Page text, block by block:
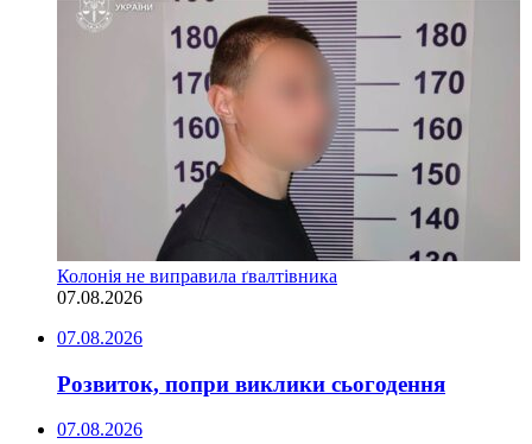
Колонія не виправила ґвалтівника
07.08.2026
07.08.2026
Розвиток, попри виклики сьогодення
07.08.2026